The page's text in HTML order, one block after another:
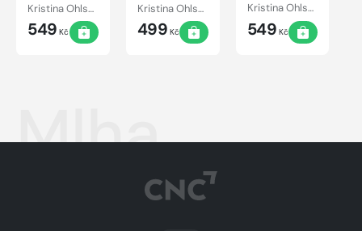
Kristina Ohlssonová
549 Kč
Kristina Ohlssonová
499 Kč
Kristina Ohlssonová
549 Kč
Mlha